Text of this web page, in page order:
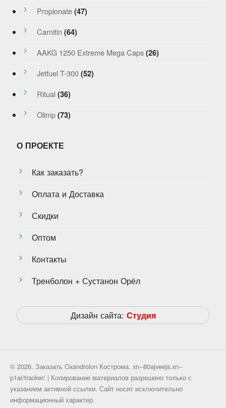
Propionate (47)
Carnitin (64)
AAKG 1250 Extreme Mega Caps (26)
Jetfuel T-300 (52)
Ritual (36)
Olimp (73)
О ПРОЕКТЕ
Как заказать?
Оплата и Доставка
Скидки
Оптом
Контакты
Тренболон + Сустанон Орёл
Дизайн сайта: Студия
© 2026. Заказать Oxandrolon Кострома. xn--80ajveejs.xn--
p1ai/tracker/ | Копирование материалов разрешено только с
указанием активной ссылки. Сайт носит исключительно
информационный характер.